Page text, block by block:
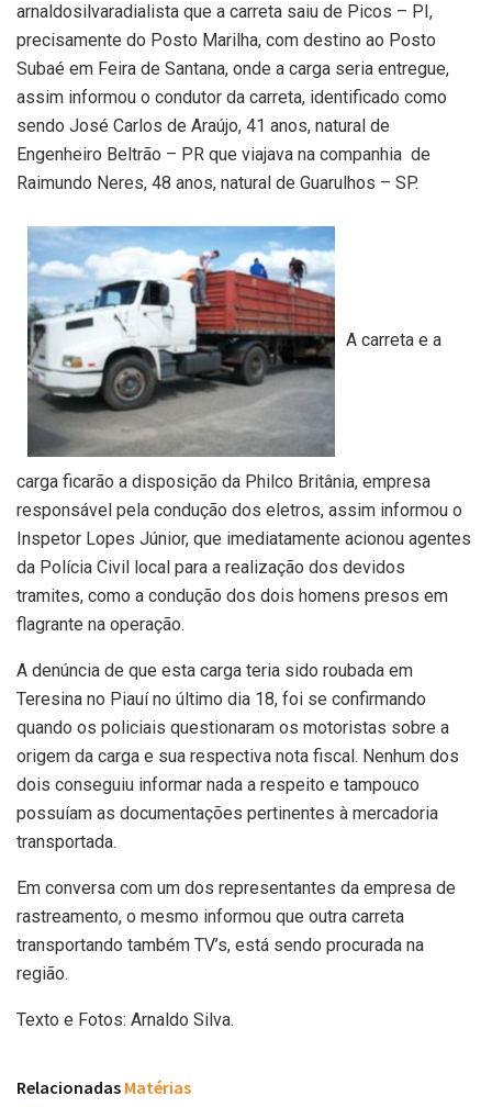
arnaldosilvaradialista que a carreta saiu de Picos – PI,
precisamente do Posto Marilha, com destino ao Posto
Subaé em Feira de Santana, onde a carga seria entregue,
assim informou o condutor da carreta, identificado como
sendo José Carlos de Araújo, 41 anos, natural de
Engenheiro Beltrão – PR que viajava na companhia de
Raimundo Neres, 48 anos, natural de Guarulhos – SP.
A carreta e a
carga ficarão a disposição da Philco Britânia, empresa
responsável pela condução dos eletros, assim informou o
Inspetor Lopes Júnior, que imediatamente acionou agentes
da Polícia Civil local para a realização dos devidos
tramites, como a condução dos dois homens presos em
flagrante na operação.
A denúncia de que esta carga teria sido roubada em
Teresina no Piauí no último dia 18, foi se confirmando
quando os policiais questionaram os motoristas sobre a
origem da carga e sua respectiva nota fiscal. Nenhum dos
dois conseguiu informar nada a respeito e tampouco
possuíam as documentações pertinentes à mercadoria
transportada.
Em conversa com um dos representantes da empresa de
rastreamento, o mesmo informou que outra carreta
transportando também TV’s, está sendo procurada na
região.
Texto e Fotos: Arnaldo Silva.
Relacionadas Matérias